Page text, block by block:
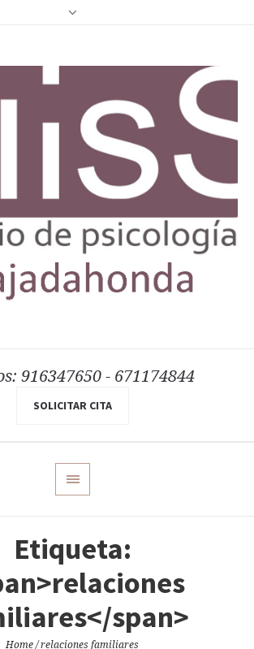
916347650 - 671174844
SOLICITAR CITA
Etiqueta:
span>
Home /relaciones familiares